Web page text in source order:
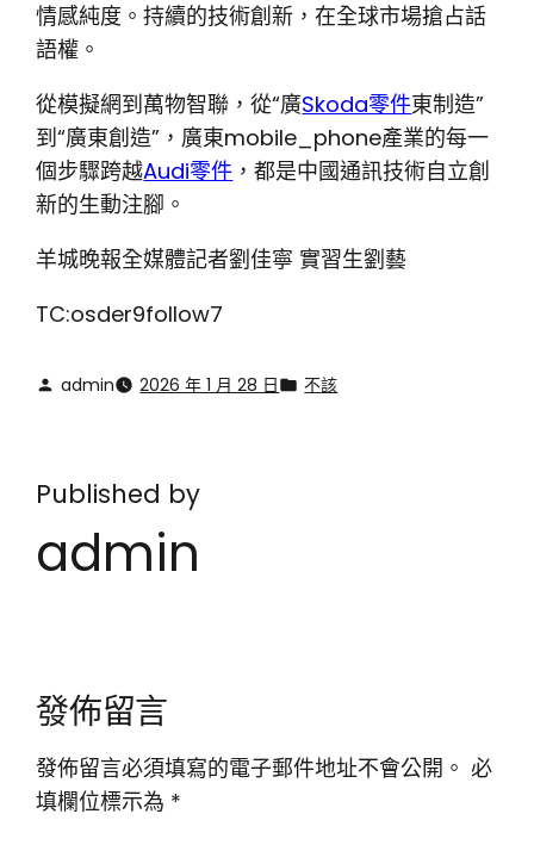
情感純度。持續的技術創新，在全球市場搶占話
語權。
從模擬網到萬物智聯，從“廣Skoda零件東制造”
到“廣東創造”，廣東mobile_phone產業的每一
個步驟跨越Audi零件 ，都是中國通訊技術自立創
新的生動注腳。
羊城晚報全媒體記者劉佳寧 實習生劉藝
TC:osder9follow7
admin 2026 年 1 月 28 日 不該
Published by
admin
發佈留言
發佈留言必須填寫的電子郵件地址不會公開。 必
填欄位標示為 *